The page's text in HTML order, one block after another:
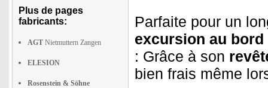
Plus de pages
fabricants:
AGT Nietmuttern Zangen
ELESION
Rosenstein & Söhne
Parfaite pour un
excursion au bord
: Grâce à son
bien frais même